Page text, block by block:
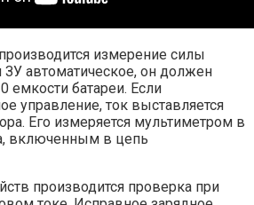
измерение силы
ЗУ автоматическое, он должен
емкости батареи. Если
управление, ток выставляется
Его измеряется мультиметром в
включенным в цепь
производится проверка при